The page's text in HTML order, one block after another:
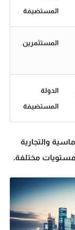
المستضيفة
المستثمرين
الدولة
المستضيفة
والتجارية
مختلفة.